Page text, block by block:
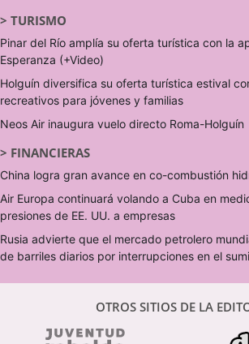
> TURISMO
Pinar del Río amplía su oferta turística con la
Esperanza (+Video)
Holguín diversifica su oferta turística estival
recreativos para jóvenes y familias
Neos Air inaugura vuelo directo Roma-Holguín
> FINANCIERAS
China logra gran avance en co-combustión
Air Europa continuará volando a Cuba en
presiones de EE. UU. a empresas
Rusia advierte que el mercado petrolero
de barriles diarios por interrupciones en el
OTROS SITIOS DE LA